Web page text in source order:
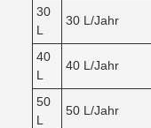
30
L
30 L/Jahr
40
L
40 L/Jahr
50
L
50 L/Jahr